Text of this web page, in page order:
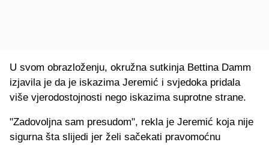
U svom obrazloženju, okružna sutkinja Bettina Damm
izjavila je da je iskazima Jeremić i svjedoka pridala
više vjerodostojnosti nego iskazima suprotne strane.
"Zadovoljna sam presudom", rekla je Jeremić koja nije
sigurna šta slijedi jer želi sačekati pravomoćnu